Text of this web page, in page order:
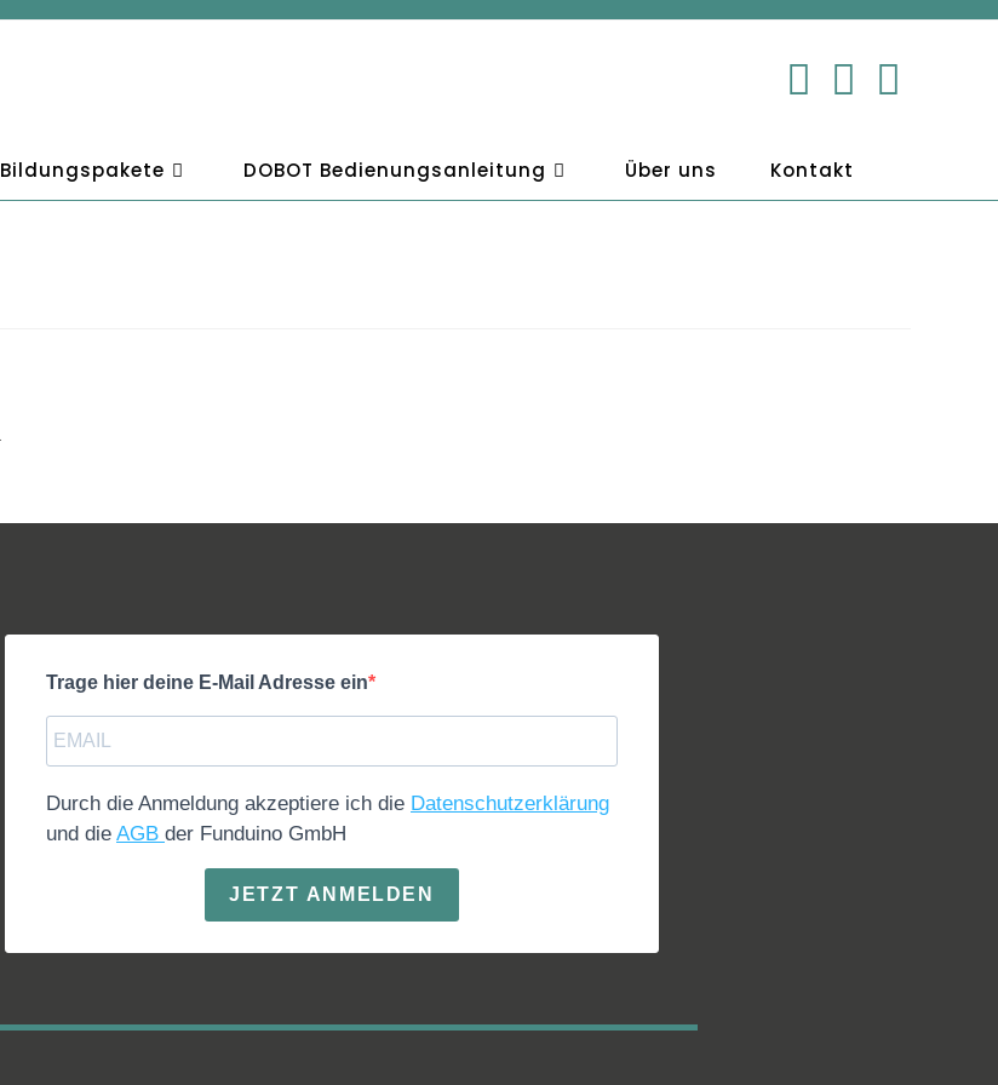
Bildungspakete DOBOT Bedienungsanleitung Über uns Kontakt
Trage hier deine E-Mail Adresse ein
Durch die Anmeldung akzeptiere ich die Datenschutzerklärung
und die AGB der Funduino GmbH
JETZT ANMELDEN